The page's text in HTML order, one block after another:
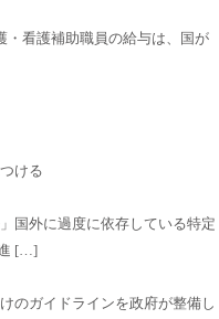
・看護補助職員の給与は、国が
ける
国外に過度に依存している特定
[…]
のガイドラインを政府が整備し